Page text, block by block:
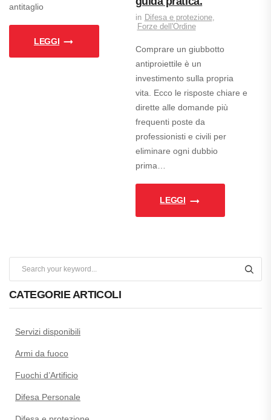
antitaglio
LEGGI
Difesa e protezione,
Forze dell'Ordine
Comprare un giubbotto
antiproiettile è un
investimento sulla propria
vita. Ecco le risposte chiare e
dirette alle domande più
frequenti poste da
professionisti e civili per
eliminare ogni dubbio
prima…
LEGGI
CATEGORIE ARTICOLI
Servizi disponibili
Armi da fuoco
Fuochi d’Artificio
Difesa Personale